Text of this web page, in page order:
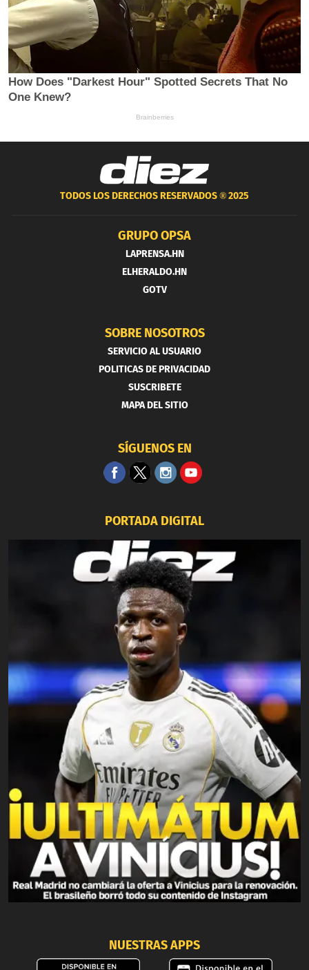
TODOS LOS DERECHOS RESERVADOS ®2025
GRUPO OPSA
LAPRENSA.HN
ELHERALDO.HN
GOTV
SOBRE NOSOTROS
SERVICIO AL USUARIO
POLITICAS DE PRIVACIDAD
SUSCRIBETE
MAPA DEL SITIO
SÍGUENOS EN
PORTADA DIGITAL
NUESTRAS APPS